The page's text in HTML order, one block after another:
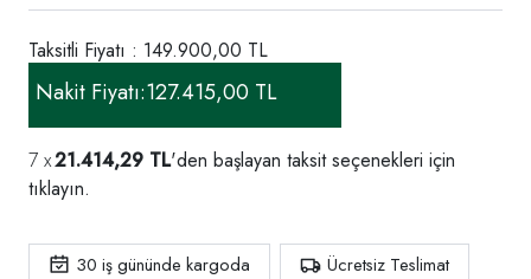
Taksitli Fiyatı : 149.900,00 TL
Nakit Fiyatı:127.415,00 TL
21.414,29 TL'den başlayan taksit seçenekleri için
tıklayın.
30 iş gününde kargoda Ücretsiz Teslimat